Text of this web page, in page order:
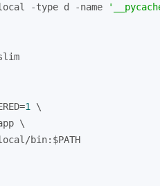
-type d -name
1
\
\
bin:$PATH